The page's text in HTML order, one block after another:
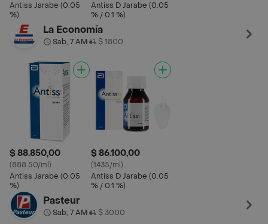
Antiss Jarabe (0.05
%)
Antiss D Jarabe (0.05
% / 0.1 %)
La Economía
Sab, 7 AM• $ 1800
$ 88.850,00
(888.50/ml)
Antiss Jarabe (0.05
%)
$ 86.100,00
(1435/ml)
Antiss D Jarabe (0.05
% / 0.1 %)
Pasteur
Sab, 7 AM• $ 3000